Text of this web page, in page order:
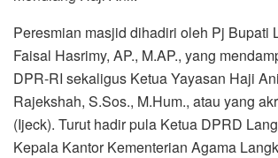
Peresmian masjid dihadiri oleh Pj Bupati
Faisal Hasrimy, AP., M.AP., yang
DPR-RI sekaligus Ketua Yayasan Haji
Rajekshah, S.Sos., M.Hum., atau yang
(Ijeck). Turut hadir pula Ketua DPRD
Kepala Kantor Kementerian Agama